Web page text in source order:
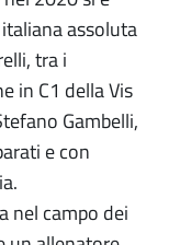
assoluta
tra i
in C1 della Vis
Gambelli,
e con
nel campo dei